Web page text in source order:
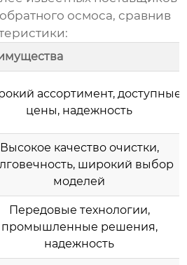
осмоса, сравнив
ассортимент, доступные
цены, надежность
Высокое качество очистки,
широкий выбор
моделей
Передовые технологии,
промышленные решения,
надежность